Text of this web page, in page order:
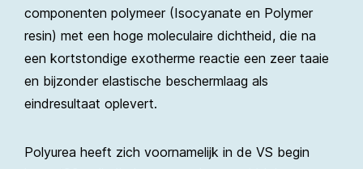
componenten polymeer (Isocyanate en Polymer
resin) met een hoge moleculaire dichtheid, die na
een kortstondige exotherme reactie een zeer taaie
en bijzonder elastische beschermlaag als
eindresultaat oplevert.
Polyurea heeft zich voornamelijk in de VS begin